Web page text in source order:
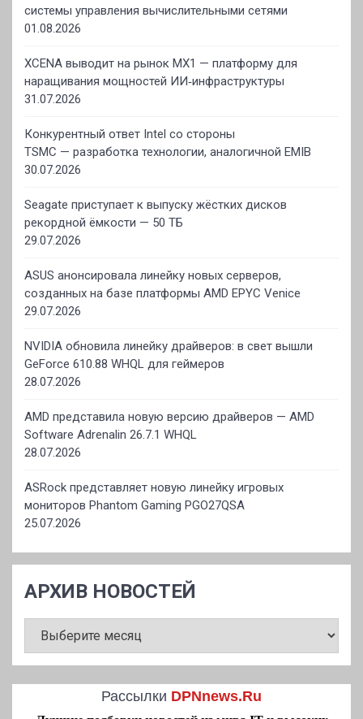
системы управления вычислительными сетями
01.08.2026
XCENA выводит на рынок MX1 — платформу для
наращивания мощностей ИИ‑инфраструктуры
31.07.2026
Конкурентный ответ Intel со стороны
TSMC — разработка технологии, аналогичной EMIB
30.07.2026
Seagate приступает к выпуску жёстких дисков
рекордной ёмкости — 50 ТБ
29.07.2026
ASUS анонсировала линейку новых серверов,
созданных на базе платформы AMD EPYC Venice
29.07.2026
NVIDIA обновила линейку драйверов: в свет вышли
GeForce 610.88 WHQL для геймеров
28.07.2026
AMD представила новую версию драйверов — AMD
Software Adrenalin 26.7.1 WHQL
28.07.2026
ASRock представляет новую линейку игровых
мониторов Phantom Gaming PGO27QSA
25.07.2026
АРХИВ НОВОСТЕЙ
НОВОСТЕЙ
Рассылки DPNnews.Ru